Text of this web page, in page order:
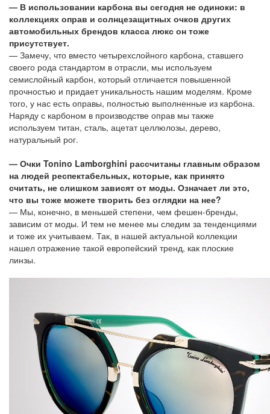
— В использовании карбона вы сегодня не одиноки: в
коллекциях оправ и солнцезащитных очков других
автомобильных брендов класса люкс он тоже
присутствует.
— Замечу, что вместо четырехслойного карбона, ставшего
своего рода стандартом в отрасли, мы используем
семислойный карбон, который отличается повышенной
прочностью и придает уникальность нашим моделям. Кроме
того, у нас есть оправы, полностью выполненные из карбона.
Наряду с карбоном в производстве оправ мы также
используем титан, сталь, ацетат целлюлозы, дерево,
натуральный рог.
— Очки Tonino Lamborghini рассчитаны главным образом
на людей респектабельных, которые, как принято
считать, не слишком зависят от моды. Означает ли это,
что вы тоже можете творить без оглядки на нее?
— Мы, конечно, в меньшей степени, чем фешен-бренды,
зависим от моды. И тем не менее мы следим за тенденциями
и тоже их учитываем. Так, в нашей актуальной коллекции
нашел отражение такой европейский тренд, как плоские
линзы.